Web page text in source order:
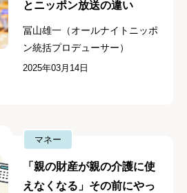
とニッポン放送の違い
冨山雄一（オールナイトニッポ
ン統括プロデューサー）
2025年03月14日
マネー
「親の財産が親の介護に使
えなくなる」その前にやっ